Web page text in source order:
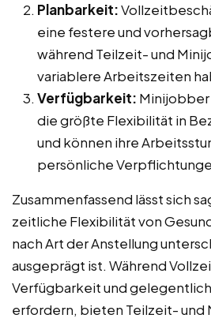
Planbarkeit:
eine festere und
während Teilzeit- und
variablere Arbeitszeiten
Verfügbarkeit:
die größte Flexibilität in
und können ihre
persönliche
Zusammenfassend lässt sich
zeitliche Flexibilität von
nach Art der Anstellung
ausgeprägt ist. Während
Verfügbarkeit und
erfordern, bieten Teilzeit- und